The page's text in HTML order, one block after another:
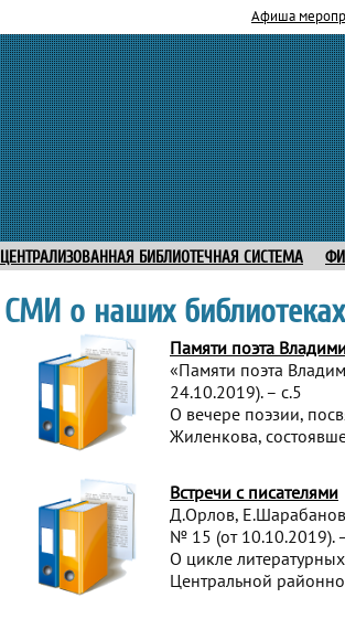
Афиша
ЦЕНТРАЛИЗОВАННАЯ БИБЛИОТЕЧНАЯ СИСТЕМА
СМИ о наших библиотеках
Памяти поэта
«Памяти поэта
24.10.2019). – с.5
О вечере поэзии,
Жиленкова,
Встречи с писателями
Д.Орлов,
№ 15 (от 10.10.2019).
О цикле
Центральной